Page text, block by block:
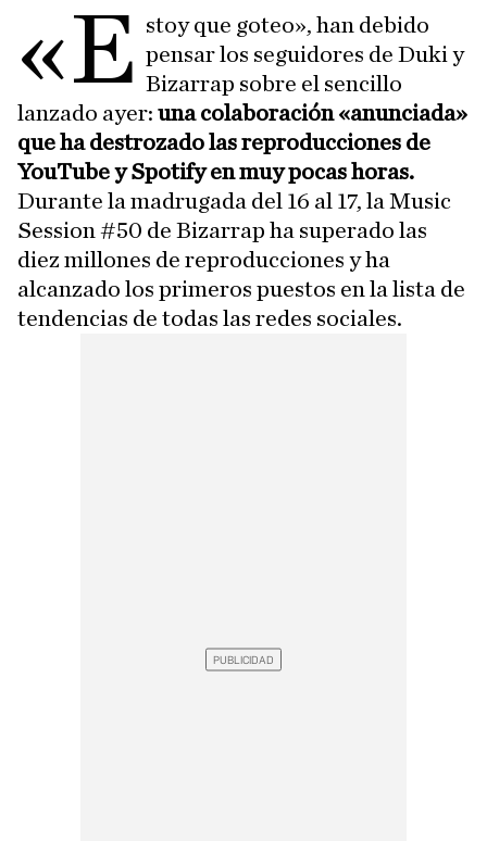
«E stoy que goteo», han debido
pensar los seguidores de Duki y
Bizarrap sobre el sencillo
lanzado ayer: una colaboración «anunciada»
que ha destrozado las reproducciones de
YouTube y Spotify en muy pocas horas.
Durante la madrugada del 16 al 17, la Music
Session #50 de Bizarrap ha superado las
diez millones de reproducciones y ha
alcanzado los primeros puestos en la lista de
tendencias de todas las redes sociales.